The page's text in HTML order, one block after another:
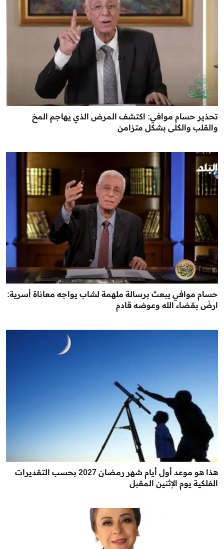
تحذير حسام موافي: اكتشف المرض الذي يهاجم المخ
والقلب والكلى بشكل متزامن
حسام موافي يبعث برسالة ملهمة لشاب يواجه معاناة أسرية:
ارضَ بقضاء الله وعوضه قادم
هذا هو موعد أول أيام شهر رمضان 2027 بحسب التقديرات
الفلكية يوم الإثنين المقبل